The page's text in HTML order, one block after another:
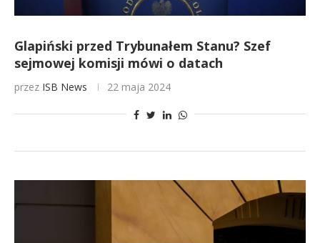
Glapiński przed Trybunałem Stanu? Szef
sejmowej komisji mówi o datach
przez ISB News 22 maja 2024